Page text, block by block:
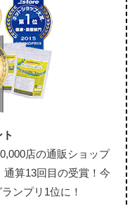
店の通販ショップ
算13回目の受賞！今
ンプリ1位に！